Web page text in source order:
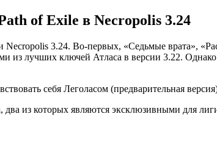
of Exile в Necropolis 3.24
3.24. Во-первых, «Седьмые врата»,
лучших ключей Атласа в версии 3.22. Однако
себя Леголасом (предварительная
из которых являются эксклюзивными для